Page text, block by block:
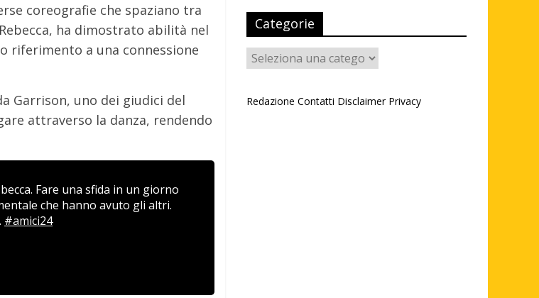
coreografie che spaziano tra
ha dimostrato abilità nel
riferimento a una connessione
Garrison, uno dei giudici del
attraverso la danza, rendendo
Fare una sfida in un giorno
che hanno avuto gli altri.
#amici24
Categorie
Categorie
Redazione Contatti Disclaimer Privacy